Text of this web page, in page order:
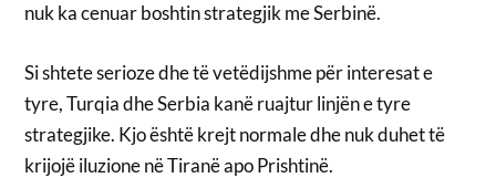
nuk ka cenuar boshtin strategjik me Serbinë.
Si shtete serioze dhe të vetëdijshme për interesat e
tyre, Turqia dhe Serbia kanë ruajtur linjën e tyre
strategjike. Kjo është krejt normale dhe nuk duhet të
krijojë iluzione në Tiranë apo Prishtinë.